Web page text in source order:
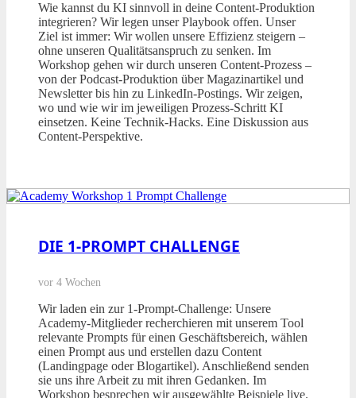
Wie kannst du KI sinnvoll in deine Content-Produktion
integrieren? Wir legen unser Playbook offen. Unser
Ziel ist immer: Wir wollen unsere Effizienz steigern –
ohne unseren Qualitätsanspruch zu senken. Im
Workshop gehen wir durch unseren Content-Prozess –
von der Podcast-Produktion über Magazinartikel und
Newsletter bis hin zu LinkedIn-Postings. Wir zeigen,
wo und wie wir im jeweiligen Prozess-Schritt KI
einsetzen. Keine Technik-Hacks. Eine Diskussion aus
Content-Perspektive.
DIE 1-PROMPT CHALLENGE
vor 4 Wochen
Wir laden ein zur 1-Prompt-Challenge: Unsere
Academy-Mitglieder recherchieren mit unserem Tool
relevante Prompts für einen Geschäftsbereich, wählen
einen Prompt aus und erstellen dazu Content
(Landingpage oder Blogartikel). Anschließend senden
sie uns ihre Arbeit zu mit ihren Gedanken. Im
Workshop besprechen wir ausgewählte Beispiele live.